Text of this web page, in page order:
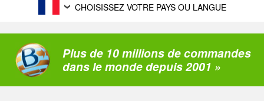
CHOISISSEZ VOTRE PAYS OU LANGUE
Plus de 10 millions de commandes
dans le monde depuis 2001 »